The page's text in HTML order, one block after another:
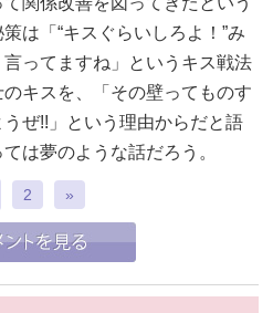
は「“キスぐらいしろよ！”み
ってますね」というキス戦法
キスを、「その壁ってものす
ぜ!!」という理由からだと語
は夢のような話だろう。
2 »